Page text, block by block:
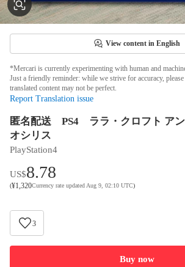
View content in English
*Mercari is currently experimenting with human and
Just a friendly reminder: while we strive for accuracy, please
translated content may not be perfect.
Report Translation issue
匿名配送 PS4 ララ・クロフト アン
オシリス
PlayStation4
US$8.78
(¥1,320Currency rate updated Aug 9, 02:10 UTC)
3
Buy now